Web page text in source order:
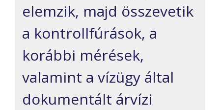
elemzik, majd összevetik
a kontrollfúrások, a
korábbi mérések,
valamint a vízügy által
dokumentált árvízi